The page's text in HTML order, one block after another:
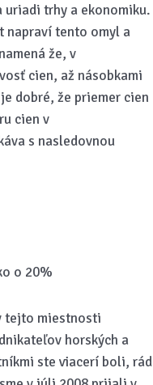
uriadi trhy a ekonomiku.
napraví tento omyl a
že, v
cien, až násobkami
dobré, že priemer cien
cien v
s nasledovnou
o 20%
tejto miestnosti
horských a
ste viacerí boli, rád